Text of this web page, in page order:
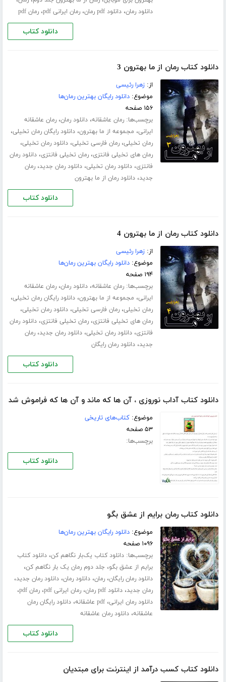
دانلود رمان،دانلود pdf رمان ،رمان ایرانی pdf ،رمان pdf
دانلود کتاب
دانلود کتاب رمان از ما بهترون 3
از:زهرا رئیسی
موضوع:دانلود رایگان بهترین رمان‌ها
۱۵۶ صفحه
برچسب‌ها:رمان عاشقانه،دانلود رمان،رمان عاشقانه
ایرانی، مجموعه از ما بهترون،دانلود رایگان رمان تخیلی،
رمان تخیلی،رمان فارسی تخیلی،دانلود رمان تخیلی،
رمان های تخیلی فانتزی،رمان تخیلی فانتزی،دانلود رمان
فانتزی،دانلود رمان تخیلی،دانلود رمان جدید،رمان
جدید،دانلود رمان از ما بهترون
دانلود کتاب
دانلود کتاب رمان از ما بهترون 4
از:زهرا رئیسی
موضوع:دانلود رایگان بهترین رمان‌ها
۱۹۴ صفحه
برچسب‌ها:رمان عاشقانه،دانلود رمان،رمان عاشقانه
ایرانی، مجموعه از ما بهترون،دانلود رایگان رمان تخیلی،
رمان تخیلی،رمان فارسی تخیلی،دانلود رمان تخیلی،
رمان های تخیلی فانتزی،رمان تخیلی فانتزی،دانلود رمان
فانتزی،دانلود رمان تخیلی،دانلود رمان جدید،رمان
جدید،دانلود رمان رایگان
دانلود کتاب
دانلود کتاب آداب نوروزی ، آن ها که ماند و آن ها که فراموش شد
موضوع:کتاب‌های تاریخی
۵۳ صفحه
برچسب‌ها:
دانلود کتاب
دانلود کتاب رمان برایم از عشق بگو
موضوع:دانلود رایگان بهترین رمان‌ها
۱۰۹۶ صفحه
برچسب‌ها:دانلود کتاب یک‌بار نگاهم کن،دانلود کتاب
برایم از عشق بگو، جلد دوم رمان یک بار نگاهم کن،
دانلود رمان رایگان،رمان،دانلود رمان،دانلود رمان جدید،
رمان جدید،دانلود pdf رمان ،رمان ایرانی pdf ،رمان pdf ،
دانلود رمان ایرانی،pdf عاشقانه ،دانلود رایگان رمان
عاشقانه،دانلود رمان عاشقانه
دانلود کتاب
دانلود کتاب کسب درآمد از اینترنت برای مبتدیان